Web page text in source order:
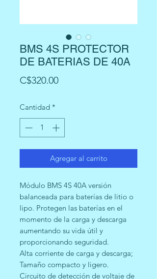
BMS 4S PROTECTOR
DE BATERIAS DE 40A
C$320.00Precio
Cantidad *
Agregar al carrito
Módulo BMS 4S 40A versión
balanceada para baterías de litio o
lipo. Protegen las baterías en el
momento de la carga y descarga
aumentando su vida útil y
proporcionando seguridad.
Alta corriente de carga y descarga;
Tamaño compacto y ligero.
Circuito de detección de voltaje de